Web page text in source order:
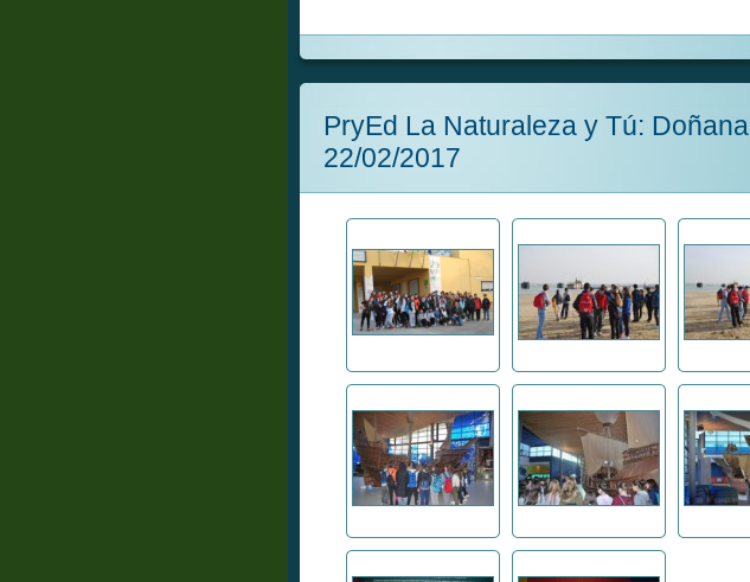
PryEd La Naturaleza y Tú: Doñana
22/02/2017